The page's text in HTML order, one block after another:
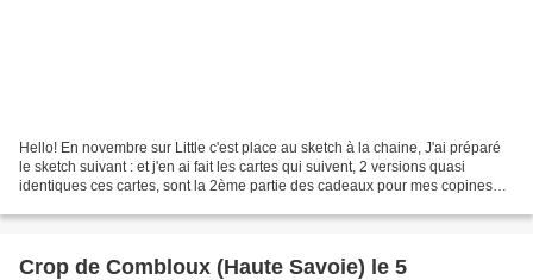
Hello! En novembre sur Little c'est place au sketch à la chaine, J'ai préparé
le sketch suivant : et j'en ai fait les cartes qui suivent, 2 versions quasi
identiques ces cartes, sont la 2ème partie des cadeaux pour mes copines
Crop de Combloux (Haute Savoie) le 5